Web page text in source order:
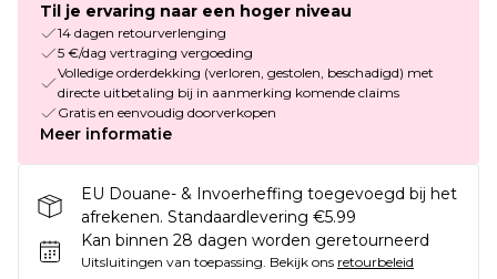
Til je ervaring naar een hoger niveau
14 dagen retourverlenging
5 €/dag vertraging vergoeding
Volledige orderdekking (verloren, gestolen, beschadigd) met
directe uitbetaling bij in aanmerking komende claims
Gratis en eenvoudig doorverkopen
Meer informatie
EU Douane- & Invoerheffing toegevoegd bij het
afrekenen. Standaardlevering €5.99
Kan binnen 28 dagen worden geretourneerd
Uitsluitingen van toepassing. Bekijk ons retourbeleid